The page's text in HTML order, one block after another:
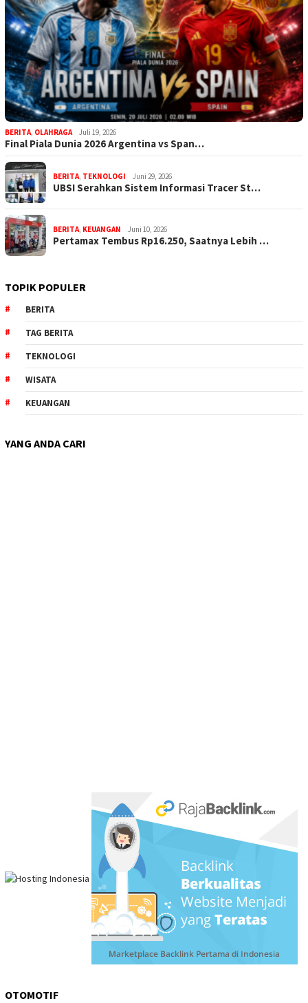
BERITA, OLAHRAGA Juli 19, 2026
Final Piala Dunia 2026 Argentina vs Span…
BERITA, TEKNOLOGI Juni 29, 2026
UBSI Serahkan Sistem Informasi Tracer St…
BERITA, KEUANGAN Juni 10, 2026
Pertamax Tembus Rp16.250, Saatnya Lebih …
TOPIK POPULER
BERITA
TAG BERITA
TEKNOLOGI
WISATA
KEUANGAN
YANG ANDA CARI
OTOMOTIF